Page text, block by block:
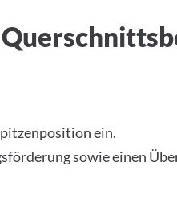
ein.
sowie einen